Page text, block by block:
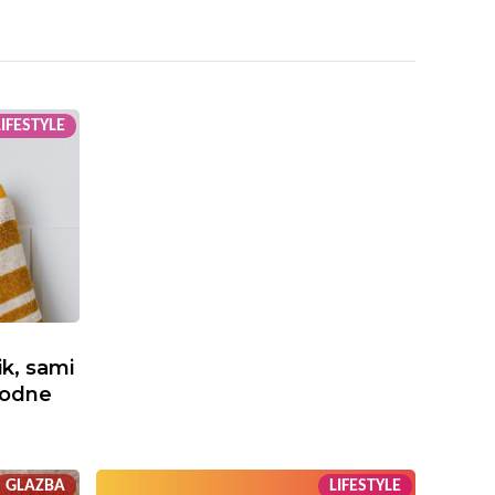
sami
GLAZBA LIFESTYLE